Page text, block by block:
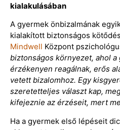
kialakulásában
A gyermek önbizalmának
kialakított biztonságos
Mindwell Központ
biztonságos környezet, ahol
érzékenyen reagálnak, erős
vetett bizalomhoz. Egy
szeretetteljes választ kap,
kifejeznie az érzéseit, mert
Ha a gyermek első lépéseit